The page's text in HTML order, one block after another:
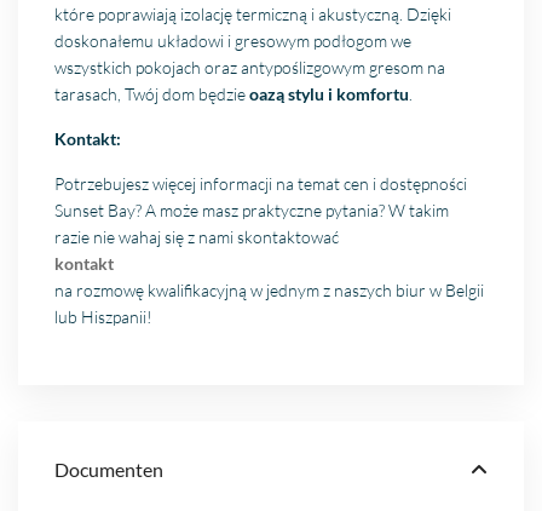
które poprawiają izolację termiczną i akustyczną. Dzięki
doskonałemu układowi i gresowym podłogom we
wszystkich pokojach oraz antypoślizgowym gresom na
tarasach, Twój dom będzieoazą stylu i komfortu
Kontakt:
Potrzebujesz więcej informacji na temat cen i dostępności
Sunset Bay? A może masz praktyczne pytania? W takim
razie nie wahaj się z nami skontaktować
kontakt
na rozmowę kwalifikacyjną w jednym z naszych biur w Belgii
lub Hiszpanii!
Documenten